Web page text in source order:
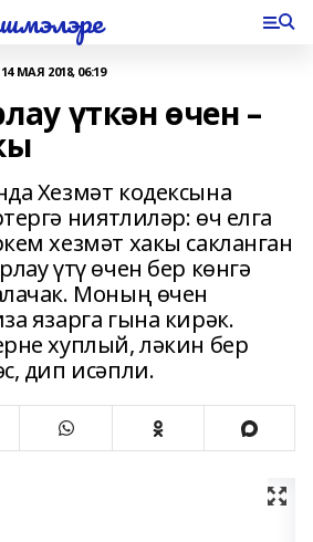
14 МАЯ 2018, 06:19
үткән өчен –
Хезмәт кодексына
ниятлиләр: өч елга
хезмәт хакы сакланган
үтү өчен бер көнгә
Моның өчен
язарга гына кирәк.
хуплый, ләкин бер
дип исәпли.